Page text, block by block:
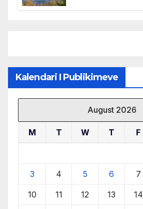
Kalendari I Publikimeve
August 2026
M T W T F
3 4 5 6 7
10 11 12 13 14